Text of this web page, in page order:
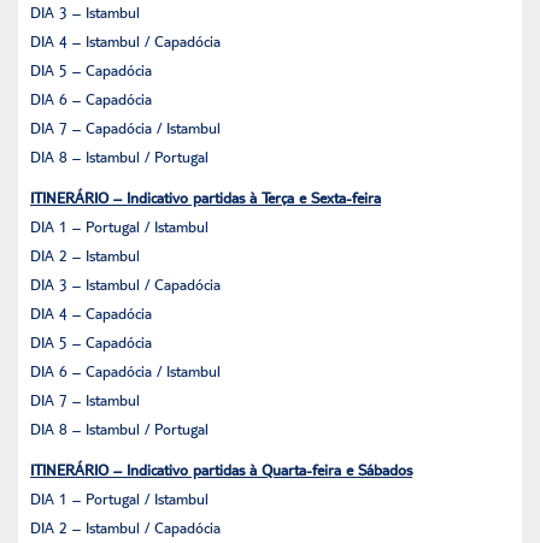
DIA 3 – Istambul
DIA 4 – Istambul / Capadócia
DIA 5 – Capadócia
DIA 6 – Capadócia
DIA 7 – Capadócia / Istambul
DIA 8 – Istambul / Portugal
ITINERÁRIO – Indicativo partidas à Terça e Sexta-feira
DIA 1 – Portugal / Istambul
DIA 2 – Istambul
DIA 3 – Istambul / Capadócia
DIA 4 – Capadócia
DIA 5 – Capadócia
DIA 6 – Capadócia / Istambul
DIA 7 – Istambul
DIA 8 – Istambul / Portugal
ITINERÁRIO – Indicativo partidas à Quarta-feira e Sábados
DIA 1 – Portugal / Istambul
DIA 2 – Istambul / Capadócia